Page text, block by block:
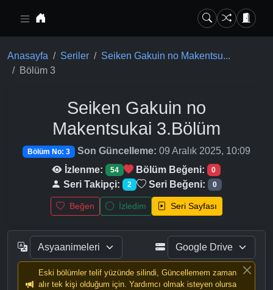
Anasayfa Seriler
Seiken Gakuin no Makentsu...
Bölüm 3
Seiken Gakuin no
Makentsukai 3.Bölüm
Bölüm No: 3 Son Güncelleme: 09 Aralık 2025, 10:09
İzlenme:
54 Bölüm Beğeni: 0
Seri Takipçi: 2 Seri Beğeni: 0
Beğen İzledim Seri Sayfası
Eski bölümler telif yüzünde silindi, Güncellemem zaman
alır tek kişi olduğum için. Yardımcı olmak isteyen olursa